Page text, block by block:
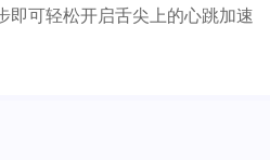
即可轻松开启舌尖上的心跳加速